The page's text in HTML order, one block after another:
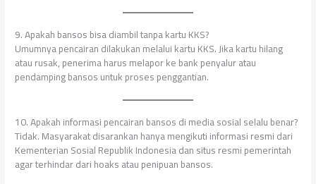
9. Apakah bansos bisa diambil tanpa kartu KKS?
Umumnya pencairan dilakukan melalui kartu KKS. Jika kartu hilang
atau rusak, penerima harus melapor ke bank penyalur atau
pendamping bansos untuk proses penggantian.
10. Apakah informasi pencairan bansos di media sosial selalu benar?
Tidak. Masyarakat disarankan hanya mengikuti informasi resmi dari
Kementerian Sosial Republik Indonesia dan situs resmi pemerintah
agar terhindar dari hoaks atau penipuan bansos.